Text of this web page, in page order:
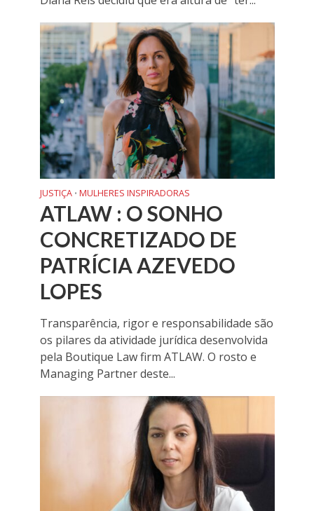
JUSTIÇA • MULHERES INSPIRADORAS
ATLAW : O SONHO
CONCRETIZADO DE
PATRÍCIA AZEVEDO
LOPES
Transparência, rigor e responsabilidade são
os pilares da atividade jurídica desenvolvida
pela Boutique Law firm ATLAW. O rosto e
Managing Partner deste...